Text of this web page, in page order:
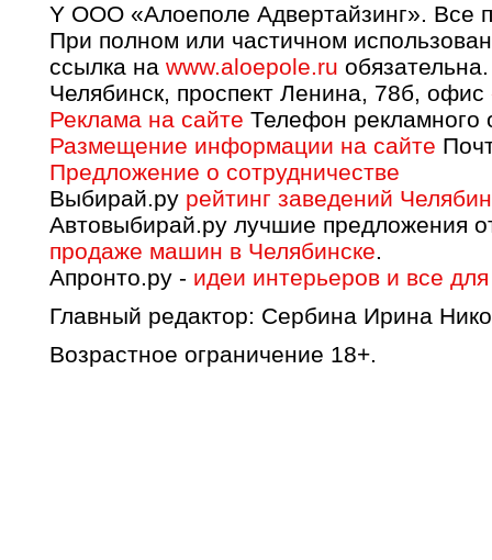
Y OOO «Алоеполе Адвертайзинг».
При полном или частичном
ссылка на www.aloepole.ru обязательна.
Челябинск, проспект Ленина, 78б, офис
Реклама на сайте Телефон рекламного
Размещение информации на сайте
Предложение о сотрудничестве
Выбирай.ру рейтинг заведений
Автовыбирай.ру лучшие предложения
продаже машин в Челябинске.
Апронто.ру - идеи интерьеров и все
Главный редактор: Сербина Ирина
Возрастное ограничение 18+.